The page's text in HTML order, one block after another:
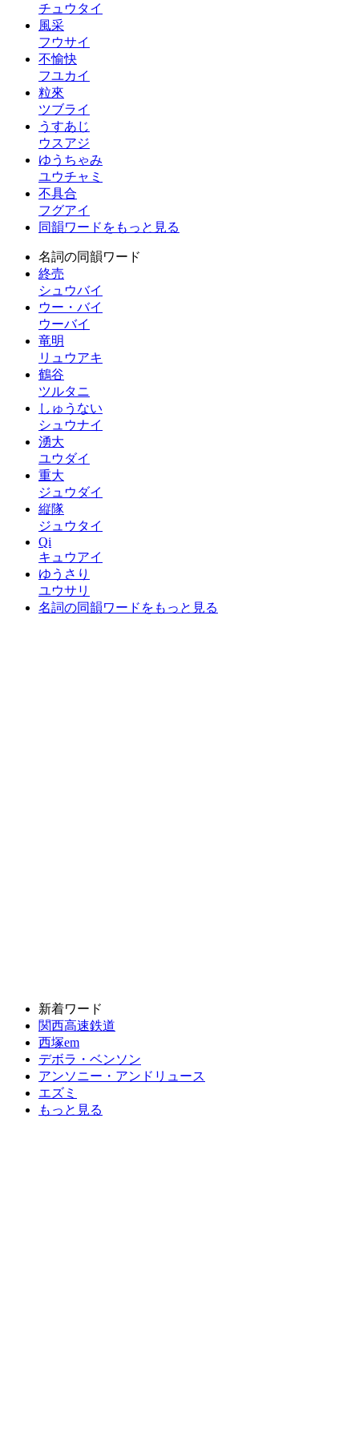
チュウタイ
風采
フウサイ
不愉快
フユカイ
粒來
ツブライ
うすあじ
ウスアジ
ゆうちゃみ
ユウチャミ
不具合
フグアイ
同韻ワードをもっと見る
名詞の同韻ワード
終売
シュウバイ
ウー・バイ
ウーバイ
竜明
リュウアキ
鶴谷
ツルタニ
しゅうない
シュウナイ
湧大
ユウダイ
重大
ジュウダイ
縦隊
ジュウタイ
Qi
キュウアイ
ゆうさり
ユウサリ
名詞の同韻ワードをもっと見る
新着ワード
関西高速鉄道
西塚em
デボラ・ベンソン
アンソニー・アンドリュース
エズミ
もっと見る